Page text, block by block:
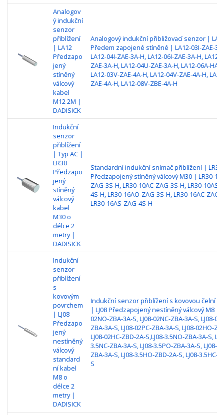
Analogov
ý indukční
senzor
přiblížení
| LA12
Předzapo
jený
stíněný
válcový
kabel
M12 2M |
DADISICK
Analogový indukční přibližovací senzor |
Předem zapojené stíněné | LA12-03I-ZAE-
LA12-04I-ZAE-3A-H, LA12-06I-ZAE-3A-H, LA12-
ZAE-3A-H, LA12-04U-ZAE-3A-H, LA12-06A-
LA12-03V-ZAE-4A-H, LA12-04V-ZAE-4A-H,
ZAE-4A-H, LA12-08V-ZBE-4A-H
Indukční
senzor
přiblížení
| Typ AC |
LR30
Předzapo
jený
stíněný
válcový
kabel
M30 o
délce 2
metry |
DADISICK
Standardní indukční snímač přiblížení | LR30
Předzapojený stíněný válcový M30 | LR30-
ZAG-3S-H, LR30-10AC-ZAG-3S-H, LR30-10AS-
4S-H, LR30-16AO-ZAG-3S-H, LR30-16AC-ZAG-
LR30-16AS-ZAG-4S-H
Indukční
senzor
přiblížení
s
kovovým
povrchem
| LJ08
Předzapo
jený
nestíněný
válcový
standard
ní kabel
M8 o
délce 2
metry |
DADISICK
Indukční senzor přiblížení s kovovou čelní
| LJ08 Předzapojený nestíněný válcový M8 |
02NO-ZBA-3A-S, LJ08-02NC-ZBA-3A-S, LJ08-
ZBA-3A-S, LJ08-02PC-ZBA-3A-S, LJ08-02HO-
LJ08-02HC-ZBD-2A-S,LJ08-3.5NO-ZBA-3A-S,
3.5NC-ZBA-3A-S, LJ08-3.5PO-ZBA-3A-S, LJ08-
ZBA-3A-S, LJ08-3.5HO-ZBD-2A-S, LJ08-3.5HC-
S